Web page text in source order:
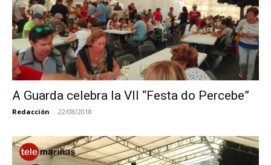
A Guarda celebra la VII “Festa do Percebe”
Redacción - 22/08/2018